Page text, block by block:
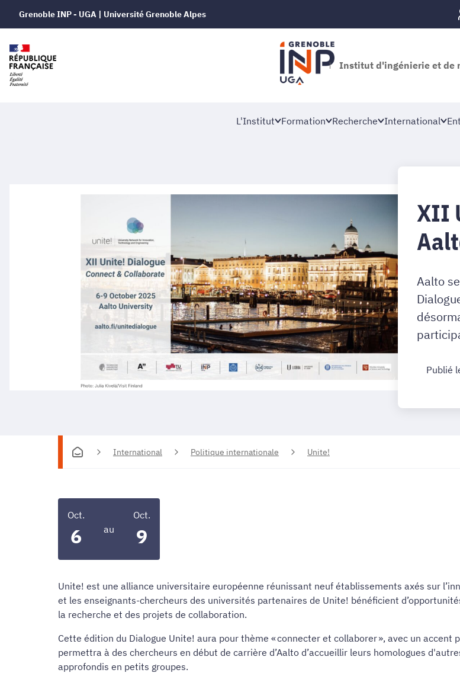
Grenoble INP - UGA | Université Grenoble Alpes
Institut d'ingénierie et de
L'Institut Formation Recherche International
XII
Aalto
Publié
International Politique internationale Unite!
Oct.
6 au
Oct.
9
Unite! est une alliance universitaire européenne réunissant neuf établissements axés sur
et les enseignants-chercheurs des universités partenaires de Unite! bénéficient
la recherche et des projets de collaboration.
Cette édition du Dialogue Unite! aura pour thème « connecter et collaborer », avec un
permettra à des chercheurs en début de carrière d’Aalto d’accueillir leurs homologues
approfondis en petits groupes.